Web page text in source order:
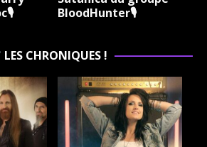
BloodHunter🎙
LES CHRONIQUES !